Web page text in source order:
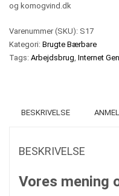
og komogvind.dk
Varenummer (SKU): S17
Kategori: Brugte Bærbare
Tags: Arbejdsbrug Internet
BESKRIVELSE
BESKRIVELSE
Vores mening